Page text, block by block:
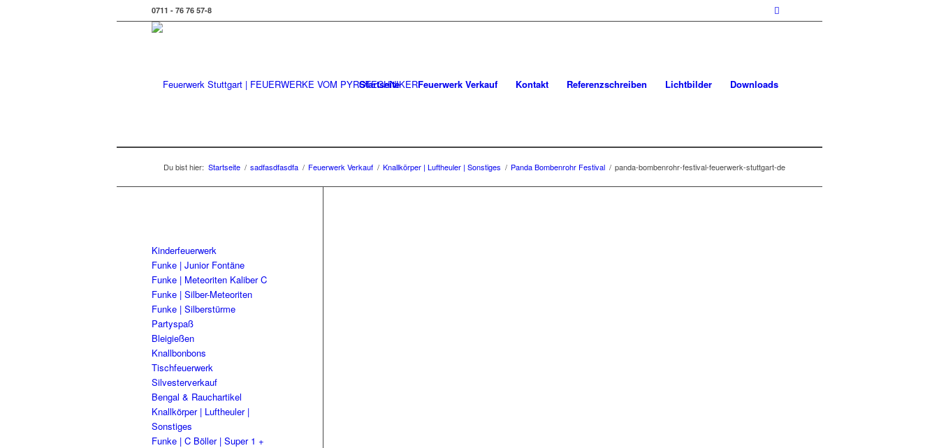
0711 - 76 76 57-8
Startseite Feuerwerk Verkauf Kontakt Referenzschreiben Lichtbilder Downloads
Du bist hier: Startseite / sadfasdfasdfa / Feuerwerk Verkauf / Knallkörper | Luftheuler | Sonstiges / Panda Bombenrohr Festival / panda-bombenrohr-festival-feuerwerk-stuttgart-de
Kinderfeuerwerk
Funke | Junior Fontäne
Funke | Meteoriten Kaliber C
Funke | Silber-Meteoriten
Funke | Silberstürme
Partyspaß
Bleigießen
Knallbonbons
Tischfeuerwerk
Silvesterverkauf
Bengal & Rauchartikel
Knallkörper | Luftheuler |
Sonstiges
Funke | C Böller | Super 1 +